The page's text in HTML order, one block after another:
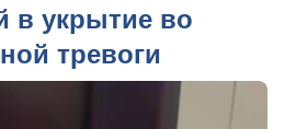
в укрытие во
тревоги